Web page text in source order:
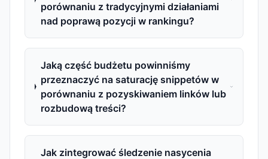
porównaniu z tradycyjnymi działaniami
nad poprawą pozycji w rankingu?
Jaką część budżetu powinniśmy
przeznaczyć na saturację snippetów w
porównaniu z pozyskiwaniem linków lub
rozbudową treści?
Jak zintegrować śledzenie nasycenia